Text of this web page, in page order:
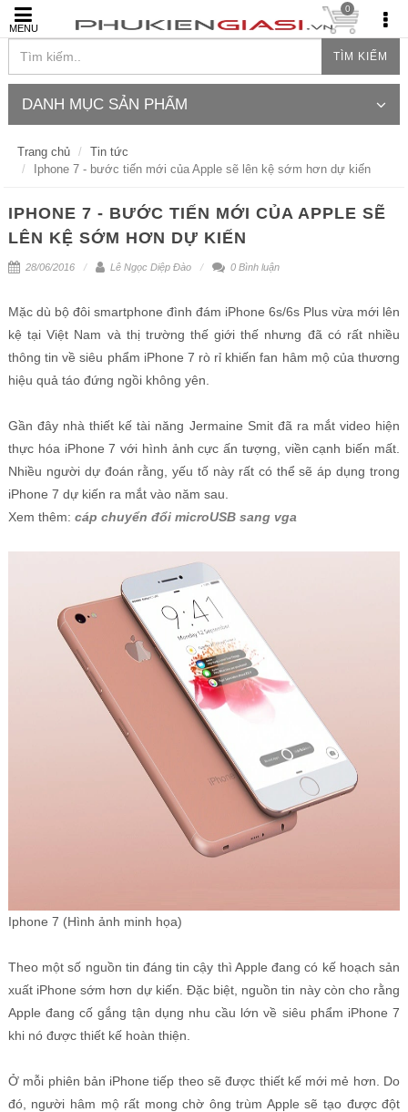
MENU
TÌM KIẾM
0
DANH MỤC SẢN PHẨM
Trang chủ
Tin tức
Iphone 7 - bước tiến mới của Apple sẽ lên kệ sớm hơn dự kiến
IPHONE 7 - BƯỚC TIẾN MỚI CỦA APPLE SẼ
LÊN KỆ SỚM HƠN DỰ KIẾN
28/06/2016 Lê Ngọc Diệp Đào 0 Bình luận
Mặc dù bộ đôi smartphone đình đám iPhone 6s/6s Plus vừa mới lên
kệ tại Việt Nam và thị trường thế giới thế nhưng đã có rất nhiều
thông tin về siêu phẩm iPhone 7 rò rỉ khiến fan hâm mộ của thương
hiệu quả táo đứng ngồi không yên.
Gần đây nhà thiết kế tài năng Jermaine Smit đã ra mắt video hiện
thực hóa iPhone 7 với hình ảnh cực ấn tượng, viền cạnh biến mất.
Nhiều người dự đoán rằng, yếu tố này rất có thể sẽ áp dụng trong
iPhone 7 dự kiến ra mắt vào năm sau.
Xem thêm: cáp chuyển đổi microUSB sang vga
Iphone 7 (Hình ảnh minh họa)
Theo một số nguồn tin đáng tin cậy thì Apple đang có kế hoạch sản
xuất iPhone sớm hơn dự kiến. Đặc biệt, nguồn tin này còn cho rằng
Apple đang cố gắng tận dụng nhu cầu lớn về siêu phẩm iPhone 7
khi nó được thiết kế hoàn thiện.
Ở mỗi phiên bản iPhone tiếp theo sẽ được thiết kế mới mẻ hơn. Do
đó, người hâm mộ rất mong chờ ông trùm Apple sẽ tạo được đột